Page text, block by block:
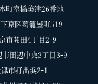
町室橋美津26番地
京区葛籠屋町519
市開田4丁目2-9
田辺中央3丁目3-9
市打出浜2-1